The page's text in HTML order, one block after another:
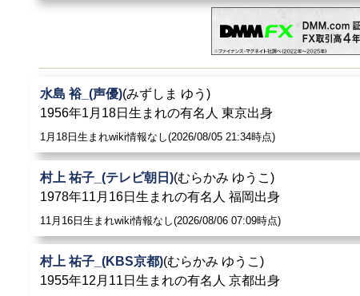
水島 裕_(声優)(みずしま ゆう)
1956年1月18日生まれの有名人 東京出身
1月18日生まれwiki情報なし(2026/08/05 21:34時点)
村上 祐子_(テレビ朝日)(むらかみ ゆうこ)
1978年11月16日生まれの有名人 福岡出身
11月16日生まれwiki情報なし(2026/08/06 07:09時点)
村上 祐子_(KBS京都)(むらかみ ゆうこ)
1955年12月11日生まれの有名人 京都出身